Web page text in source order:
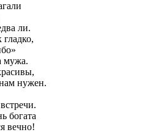
ли.
гладко,
мужа.
нужен.
богата
вечно!